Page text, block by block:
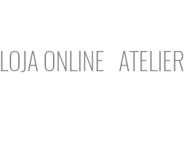
LOJA ONLINE ATELIER